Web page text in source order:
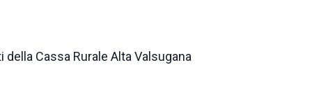
Cassa Rurale Alta Valsugana